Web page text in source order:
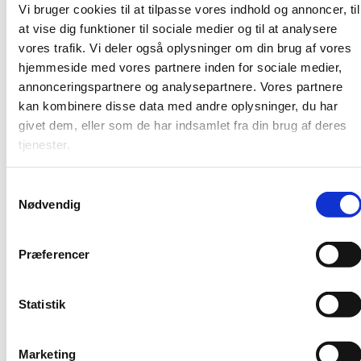
Vi bruger cookies til at tilpasse vores indhold og annoncer, til
at vise dig funktioner til sociale medier og til at analysere
vores trafik. Vi deler også oplysninger om din brug af vores
hjemmeside med vores partnere inden for sociale medier,
annonceringspartnere og analysepartnere. Vores partnere
kan kombinere disse data med andre oplysninger, du har
givet dem, eller som de har indsamlet fra din brug af deres
tjenester.
Nødvendig
Præferencer
Statistik
Marketing
Praktisk
Da seminaret foregår på engelsk, er det en
forudsætning for deltagelse, at man taler engelsk.
Uddannelses- og Forskningsstyrelsen har mulighed for
at sende 2 deltagere til seminaret. For at komme i
betragtning skal du udfylde nedenstående
Rejse og ophold dækkes af det nationale kontor for
15.06.2026
Ansøgning